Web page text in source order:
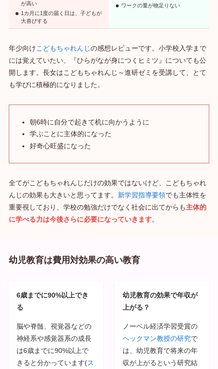
が高い
1カ月に1度の届く日は、子どもが
大喜びする
ワークの量が物足りない
年少向けこどもちゃれんじの感想レビューです。小学校入学まで
には覚えていたい、『ひらがなが身につくヒミツ』についても公
開します。長女はこどもちゃれんじ～進研ゼミを受講して、とて
も学びに積極的になりました。
朝6時に自分で起きて机に向かうように
学ぶことに主体的になった
好奇心旺盛になった
全てがこどもちゃれんじだけの効果ではないけど、こどもちゃれ
んじの効果も大きいと思ってます。 新学習指導要領でも主体性を
重要視しており、学校の勉強だけでなく社会に出てからも主体的
に学べる力は今後さらに必要になっていきます。
幼児教育は費用対効果の高い教育
6歳までに90%以上でき
る
脳や脊髄、視覚器などの
神経系や感覚器系の成長
は6歳までに90%以上で
きると分かっています(ス
幼児教育の効果で年収が
上がる？
ノーベル経済学習受賞の
ヘックマン教授の研究で
は、幼児教育で将来の年
収が上がるという研究結